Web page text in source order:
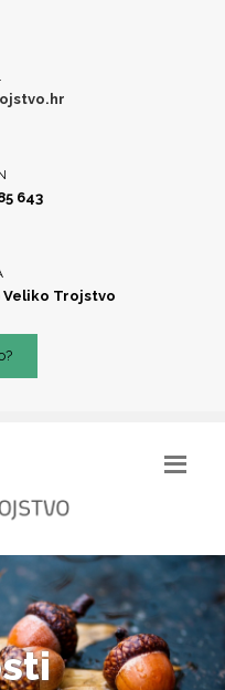
643
Veliko Trojstvo